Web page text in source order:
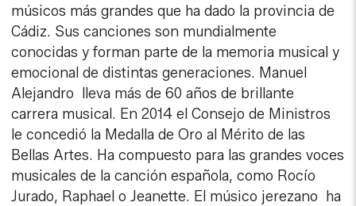
músicos más grandes que ha dado la provincia de
Cádiz. Sus canciones son mundialmente
conocidas y forman parte de la memoria musical y
emocional de distintas generaciones. Manuel
Alejandro lleva más de 60 años de brillante
carrera musical. En 2014 el Consejo de Ministros
le concedió la Medalla de Oro al Mérito de las
Bellas Artes. Ha compuesto para las grandes voces
musicales de la canción española, como Rocío
Jurado, Raphael o Jeanette. El músico jerezano ha